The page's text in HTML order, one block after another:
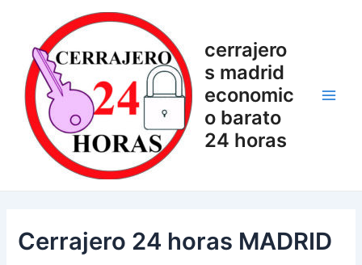
contenido
cerrajero
s madrid
economic
o barato
24 horas
Cerrajero 24 horas MADRID
entradas